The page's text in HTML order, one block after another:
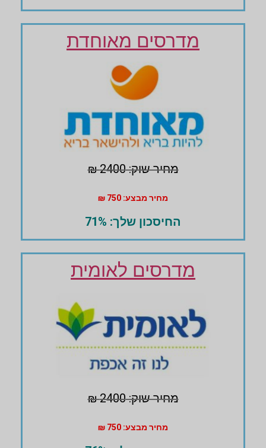
מדרסים מאוחדת
מחיר שוק: 2400 ₪
מחיר מבצע: 750 ₪
החיסכון שלך: 71%
מדרסים לאומית
מחיר שוק: 2400 ₪
מחיר מבצע: 750 ₪